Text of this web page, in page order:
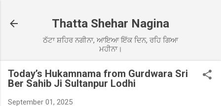
Thatta Shehar Nagina
ਠੱਟਾ ਸ਼ਹਿਰ ਨਗੀਨਾ, ਆਇਆ ਇੱਕ ਦਿਨ, ਰਹਿ ਗਿਆ
ਮਹੀਨਾ।
Today’s Hukamnama from Gurdwara Sri
Ber Sahib Ji Sultanpur Lodhi
September 01, 2025